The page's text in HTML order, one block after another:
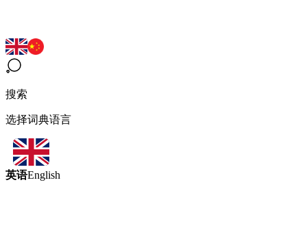
搜索
选择词典语言
英语English